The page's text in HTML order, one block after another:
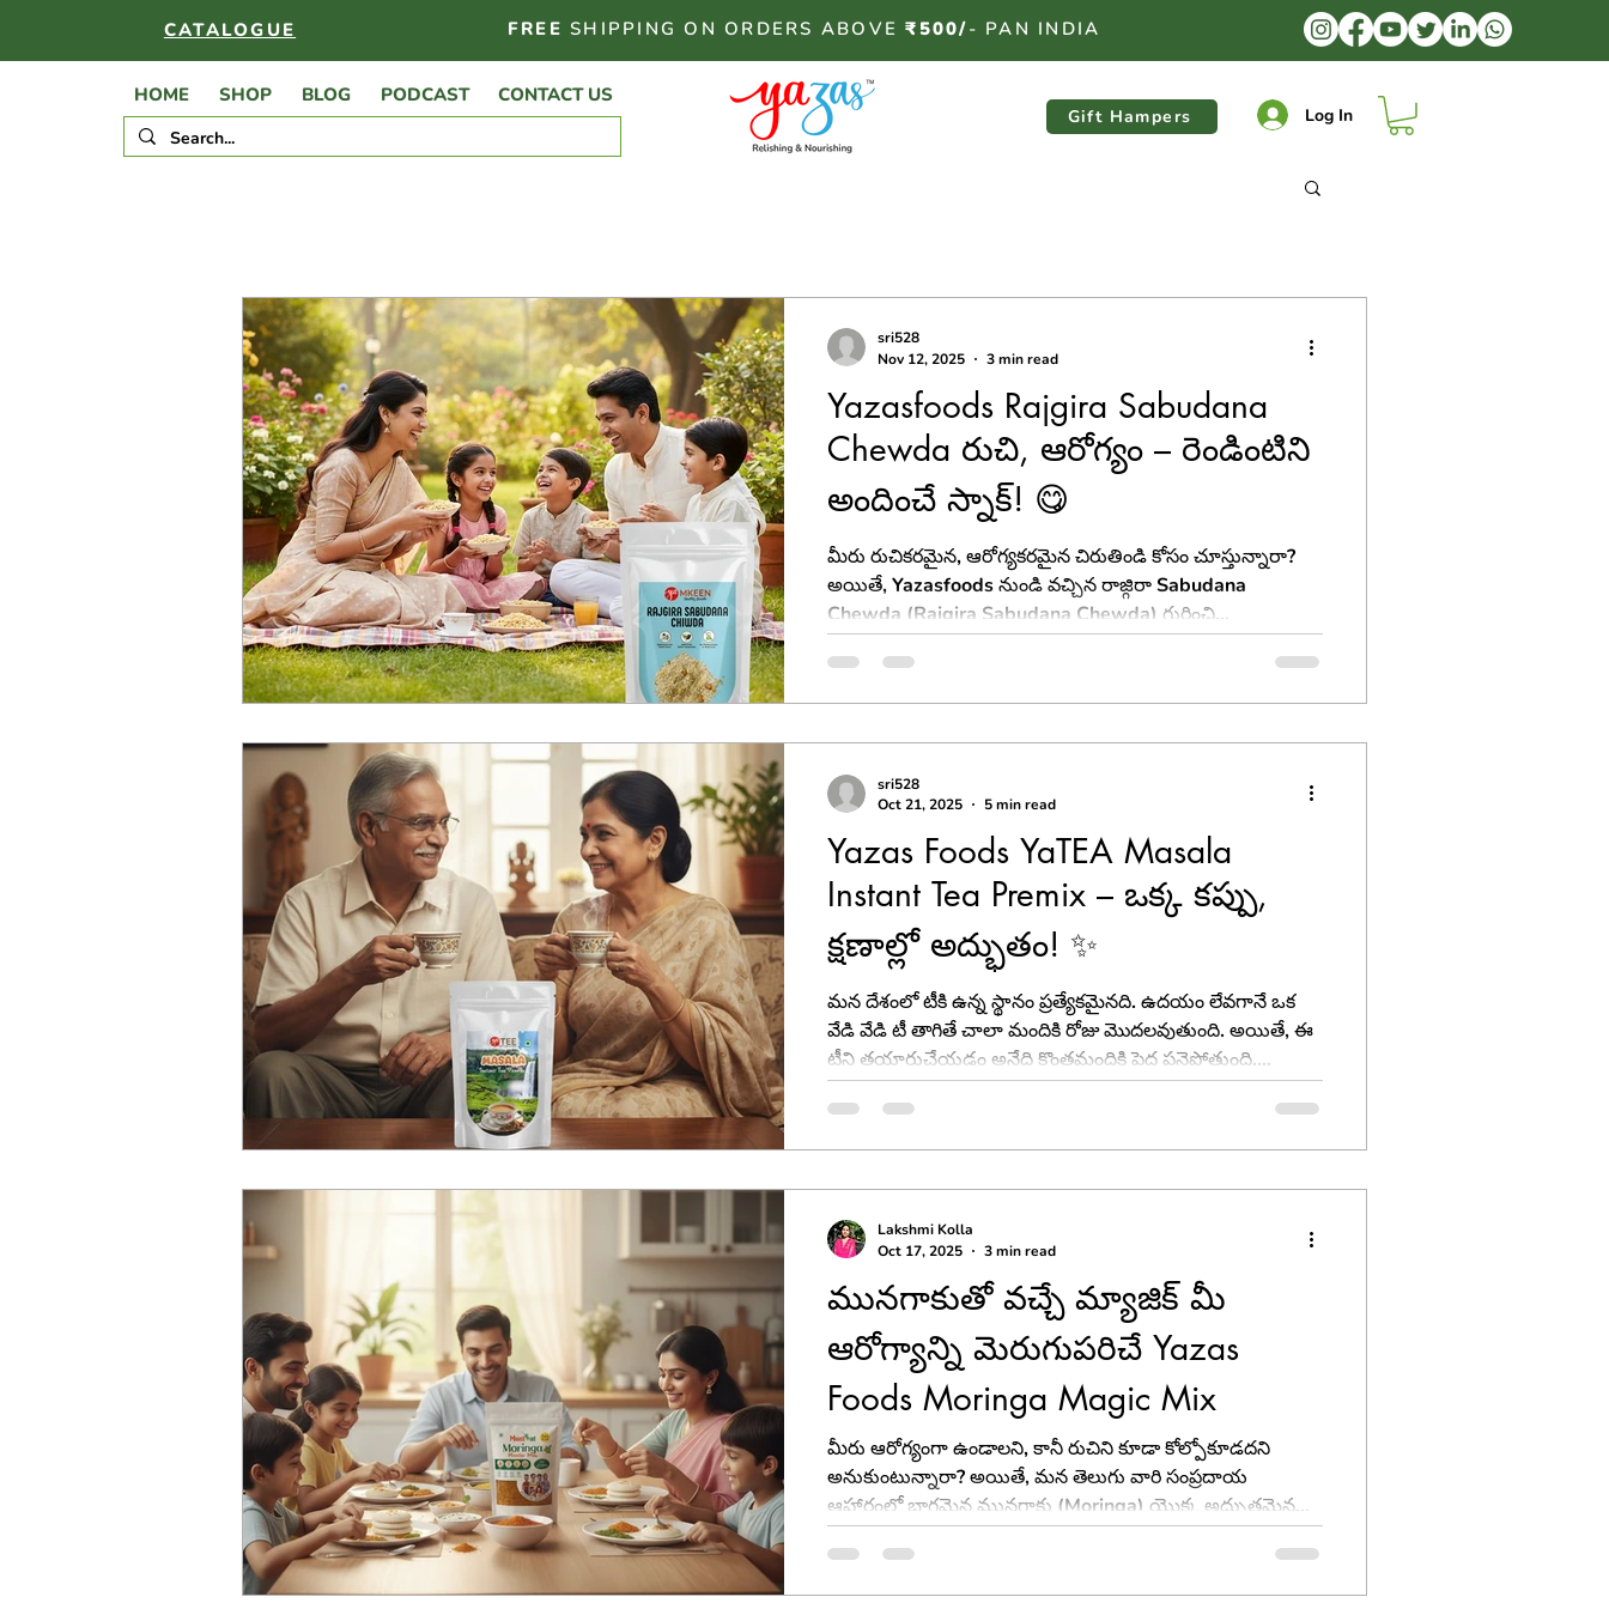
CATALOGUE FREE SHIPPING ON ORDERS ABOVE ₹500/- PAN INDIA
HOME SHOP BLOG PODCAST CONTACT US
Gift Hampers Log In
Yazasfoods Rajgira Sabudana
Chewda రుచి, ఆరోగ్యం – రెండింటిని
అందించే స్నాక్! 😋
మీరు రుచికరమైన, ఆరోగ్యకరమైన చిరుతిండి కోసం చూస్తున్నారా?
అయితే, Yazasfoods నుండి వచ్చిన రాజ్గిరా Sabudana
Chewda (Rajgira Sabudana Chewda) గురించి
తెలుసుకోవాల్సిందే! ఇది మన సంప్రదాయ వంటకాల్లో ఒక ప్రత్యేకమైన
రుచి. ఈ ఆర్టికల్‌లో, ఈ చూడా ప్రత్యేకత ఏంటి, దీన్ని ఇంట్లో ఎలా
తయారు చేసుకోవచ్చు, మరియు దీని ఆరోగ్య ప్రయోజనాలు ఏమిటి
sri528
Nov 12, 2025
3 min read
Yazas Foods YaTEA Masala
Instant Tea Premix – ఒక్క కప్పు,
క్షణాల్లో అద్భుతం! ✨
మన దేశంలో టీకి ఉన్న స్థానం ప్రత్యేకమైనది. ఉదయం లేవగానే ఒక
వేడి వేడి టీ తాగితే చాలా మందికి రోజు మొదలవుతుంది. అయితే, ఈ
టీని తయారుచేయడం అనేది కొంతమందికి పెద్ద పనైపోతుంది.
ముఖ్యంగా ఈ రోజుల్లో హడావిడిగా ఉంటే, పాలు కాగబెట్టడం, టీ పొడి
వేసి మరగించడం, మసాలా దంచడం... ఇదంతా కాస్త సమయం
తీసుకునే ప్రక్రియ.
sri528
Oct 21, 2025
5 min read
మునగాకుతో వచ్చే మ్యాజిక్ మీ
ఆరోగ్యాన్ని మెరుగుపరిచే Yazas
Foods Moringa Magic Mix
మీరు ఆరోగ్యంగా ఉండాలని, కానీ రుచిని కూడా కోల్పోకూడదని
అనుకుంటున్నారా? అయితే, మన తెలుగు వారి సంప్రదాయ
ఆహారంలో భాగమైన మునగాకు (Moringa) యొక్క అద్భుతమైన
శక్తిని మీకు పరిచయం చేయాలి. మునగాకు గురించి తెలియని వారు
ఉండరు, కానీ దాన్ని రోజూ తినడం ఎంత సులభం? ఆ సమస్యకు
అద్భుతమైన పరిష్కారమే 'Yazas Foods Moringa Magic Mix'!
Lakshmi Kolla
Oct 17, 2025
3 min read